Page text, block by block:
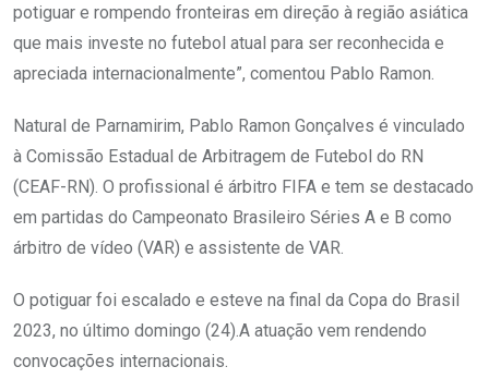
potiguar e rompendo fronteiras em direção à região asiática
que mais investe no futebol atual para ser reconhecida e
apreciada internacionalmente”, comentou Pablo Ramon.
Natural de Parnamirim, Pablo Ramon Gonçalves é vinculado
à Comissão Estadual de Arbitragem de Futebol do RN
(CEAF-RN). O profissional é árbitro FIFA e tem se destacado
em partidas do Campeonato Brasileiro Séries A e B como
árbitro de vídeo (VAR) e assistente de VAR.
O potiguar foi escalado e esteve na final da Copa do Brasil
2023, no último domingo (24).A atuação vem rendendo
convocações internacionais.